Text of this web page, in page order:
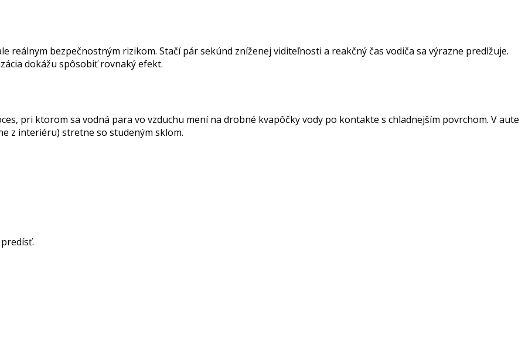
reálnym bezpečnostným rizikom. Stačí pár sekúnd zníženej viditeľnosti a reakčný čas vodiča sa výrazne predlžuje.
dokážu spôsobiť rovnaký efekt.
pri ktorom sa vodná para vo vzduchu mení na drobné kvapôčky vody po kontakte s chladnejším povrchom. V aute
z interiéru) stretne so studeným sklom.